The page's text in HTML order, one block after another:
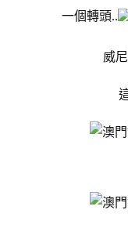
一個轉頭..
威